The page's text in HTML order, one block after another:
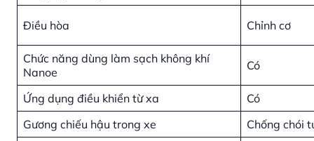
Điều hòa Chỉnh cơ
Chức năng dùng làm sạch không khí
Nanoe
Có
Ứng dụng điều khiển từ xa
Có
Gương chiếu hậu trong xe
Chống chói